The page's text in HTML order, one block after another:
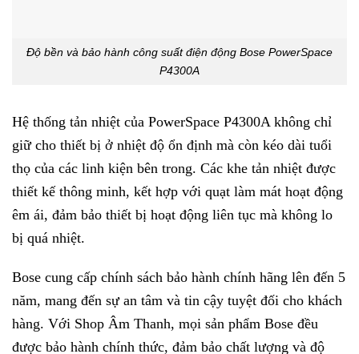
Độ bền và bảo hành công suất điện động Bose PowerSpace
P4300A
Hệ thống tản nhiệt của PowerSpace P4300A không chỉ
giữ cho thiết bị ở nhiệt độ ổn định mà còn kéo dài tuổi
thọ của các linh kiện bên trong. Các khe tản nhiệt được
thiết kế thông minh, kết hợp với quạt làm mát hoạt động
êm ái, đảm bảo thiết bị hoạt động liên tục mà không lo
bị quá nhiệt.
Bose cung cấp chính sách bảo hành chính hãng lên đến 5
năm, mang đến sự an tâm và tin cậy tuyệt đối cho khách
hàng. Với Shop Âm Thanh, mọi sản phẩm Bose đều
được bảo hành chính thức, đảm bảo chất lượng và độ